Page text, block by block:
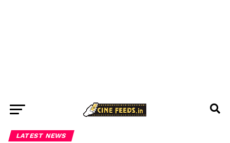
LATEST NEWS